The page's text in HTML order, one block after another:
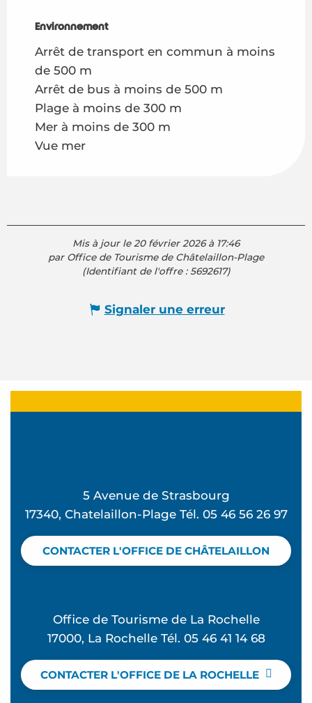
Environnement
Environnement
Arrêt de transport en commun à moins
de 500 m
Arrêt de bus à moins de 500 m
Plage à moins de 300 m
Mer à moins de 300 m
Vue mer
Mis à jour le 20 février 2026 à 17:46
par Office de Tourisme de Châtelaillon-Plage
(Identifiant de l'offre :5692617)
Signaler une erreur
5 Avenue de Strasbourg
17340, Chatelaillon-Plage Tél. 05 46 56 26 97
CONTACTER L'OFFICE DE CHÂTELAILLON
Office de Tourisme de La Rochelle
17000, La Rochelle Tél. 05 46 41 14 68
CONTACTER L'OFFICE DE LA ROCHELLE